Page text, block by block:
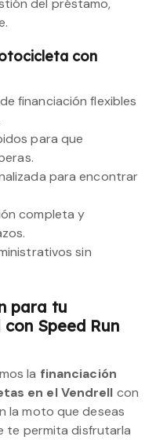
del préstamo,
con
financiación flexibles
para que
para encontrar
completa y
sin
para tu
Speed Run
la financiación
en el Vendrell con
la moto que deseas
te permita disfrutarla